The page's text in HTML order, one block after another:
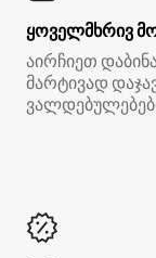
ყოველმხრივ
აირჩიეთ
მარტივად